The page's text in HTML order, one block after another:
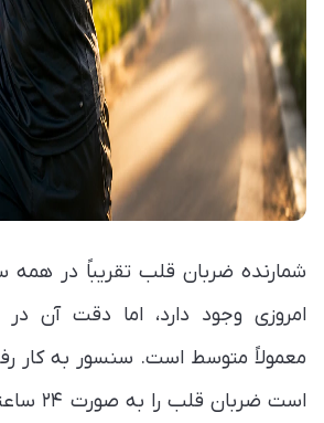
شمارنده ضربان قلب تقریباً در
امروزی وجود دارد، اما دقت آن
است